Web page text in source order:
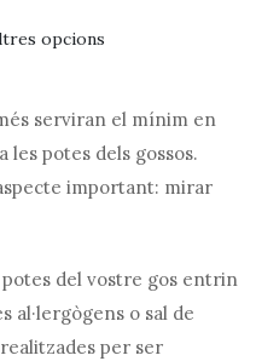
opcions
serviran el mínim en
potes dels gossos.
important: mirar
del vostre gos entrin
al·lergògens o sal de
per ser